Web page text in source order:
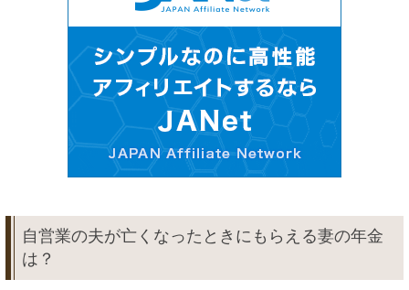
自営業の夫が亡くなったときにもらえる妻の年金
は？